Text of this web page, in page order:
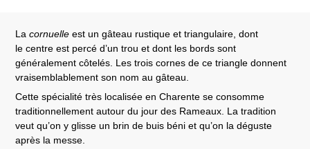
La cornuelleest un gâteau rustique et triangulaire, dont
le centre est percé d’un trou et dont les bords sont
généralement côtelés. Les trois cornes de ce triangle donnent
vraisemblablement son nom au gâteau.
Cette spécialité très localisée en Charente se consomme
traditionnellement autour du jour des Rameaux. La tradition
veut qu’on y glisse un brin de buis béni et qu’on la déguste
après la messe.